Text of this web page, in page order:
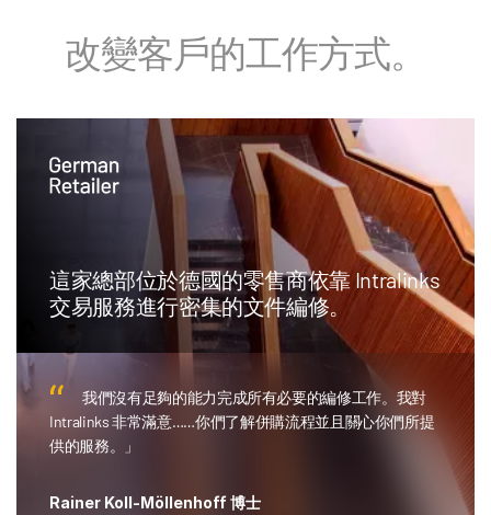
改變客戶的工作方式。
快速增長促使 Ares Management 採用
Intralinks 作為其在募款、投資和報告等領
域進行客戶溝通的企業標準。
自從我們採用 Intralinks 作為標準以來，我們對
Intralinks 的使用量已經大幅上漲。這為我們將其與其他應用